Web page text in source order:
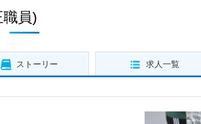
職員)
ストーリー 求人一覧